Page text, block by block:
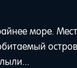
море.